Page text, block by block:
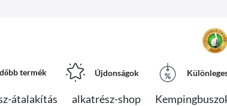
termék Újdonságok
átalakítás alkatrész-shop